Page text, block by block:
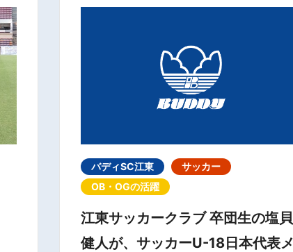
バディSC江東
サッカー
OB・OGの活躍
江東サッカークラブ 卒団生の塩貝
健人が、サッカーU-18日本代表メ